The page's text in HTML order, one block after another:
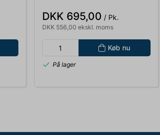
0,2 MY
DKK 695,00 / Pk.
DKK 556,00 ekskl. moms
Køb nu
På lager